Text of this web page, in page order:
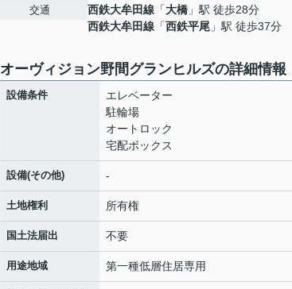
交通
西鉄大牟田線 「大橋 」駅 徒歩28分
西鉄大牟田線 「西鉄平尾 」駅 徒歩37分
オーヴィジョン野間グランヒルズの詳細情報
設備条件
エレベーター
駐輪場
オートロック
宅配ボックス
設備(その他) -
土地権利 所有権
国土法届出 不要
用途地域 第一種低層住居専用